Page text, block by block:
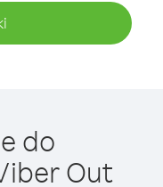
do
Out